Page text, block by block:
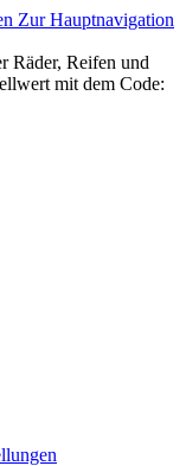
Zur Hauptnavigation
Räder, Reifen und
mit dem Code: